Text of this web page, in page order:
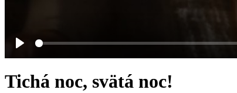
Play
Tichá noc, svätá noc!